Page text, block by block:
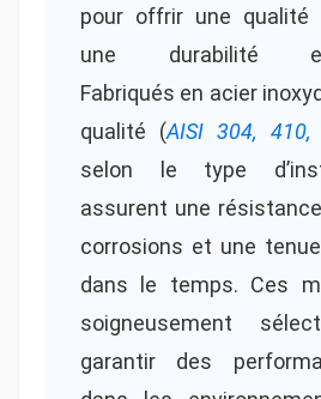
pour offrir une qualité
une durabilité
Fabriqués en acier
qualité (AISI 304,
selon le type
assurent une
corrosions et une
dans le temps. Ces
soigneusement
garantir des